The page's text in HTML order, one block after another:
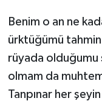
Benim o an ne
ürktüğümü
rüyada olduğumu
olmam da
Tanpınar her